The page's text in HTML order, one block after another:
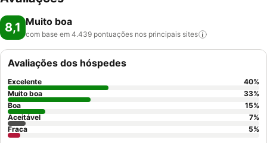
8,1 Muito boa
com base em 4.439 pontuações nos principais sites
Avaliações dos hóspedes
Excelente 40%
Muito boa
33%
Boa
15%
Aceitável
7%
Fraca
5%